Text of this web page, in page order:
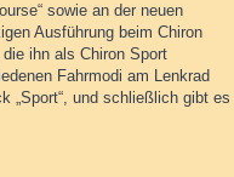
sowie an der neuen
Ausführung beim Chiron
ihn als Chiron Sport
Fahrmodi am Lenkrad
„Sport“, und schließlich gibt es